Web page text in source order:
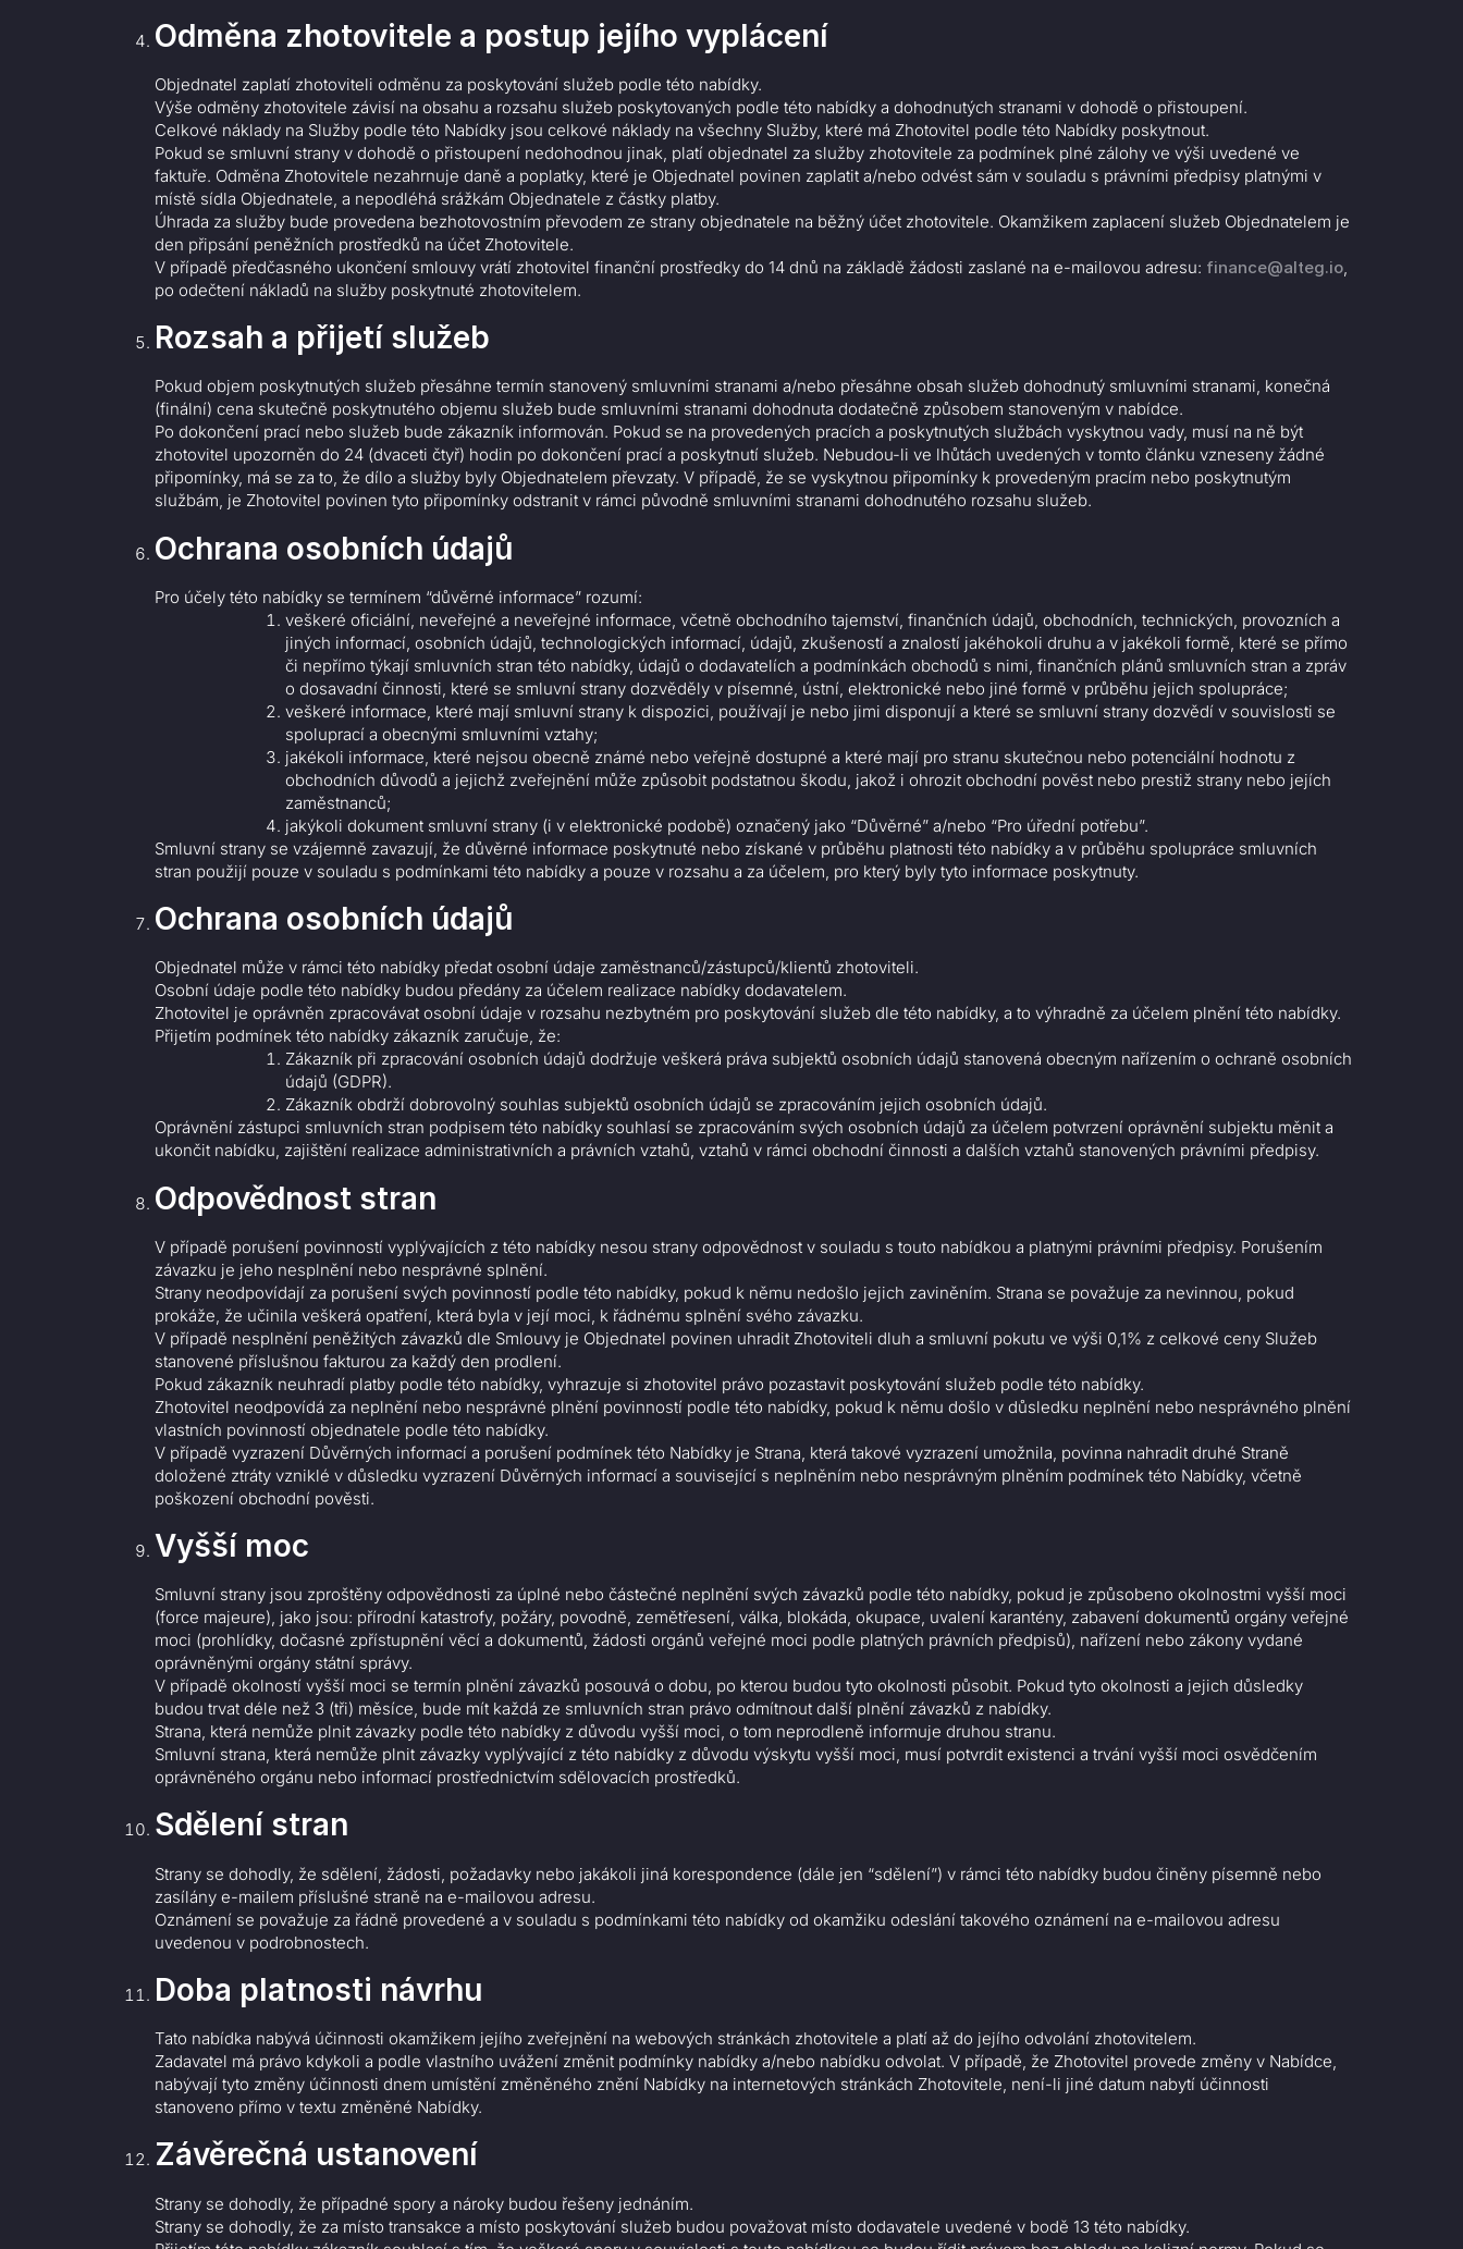
Odměna zhotovitele a postup jejího vyplácení
Objednatel zaplatí zhotoviteli odměnu za poskytování služeb podle této nabídky.
Výše odměny zhotovitele závisí na obsahu a rozsahu služeb poskytovaných podle této nabídky a dohodnutých stranami v dohodě o přistoupení.
Celkové náklady na Služby podle této Nabídky jsou celkové náklady na všechny Služby, které má Zhotovitel podle této Nabídky poskytnout.
Pokud se smluvní strany v dohodě o přistoupení nedohodnou jinak, platí objednatel za služby zhotovitele za podmínek plné zálohy ve výši uvedené ve
faktuře. Odměna Zhotovitele nezahrnuje daně a poplatky, které je Objednatel povinen zaplatit a/nebo odvést sám v souladu s právními předpisy platnými v
místě sídla Objednatele, a nepodléhá srážkám Objednatele z částky platby.
Úhrada za služby bude provedena bezhotovostním převodem ze strany objednatele na běžný účet zhotovitele. Okamžikem zaplacení služeb Objednatelem je
den připsání peněžních prostředků na účet Zhotovitele.
V případě předčasného ukončení smlouvy vrátí zhotovitel finanční prostředky do 14 dnů na základě žádosti zaslané na e-mailovou adresu: finance@alteg.io,
po odečtení nákladů na služby poskytnuté zhotovitelem.
Rozsah a přijetí služeb
Pokud objem poskytnutých služeb přesáhne termín stanovený smluvními stranami a/nebo přesáhne obsah služeb dohodnutý smluvními stranami, konečná
(finální) cena skutečně poskytnutého objemu služeb bude smluvními stranami dohodnuta dodatečně způsobem stanoveným v nabídce.
Po dokončení prací nebo služeb bude zákazník informován. Pokud se na provedených pracích a poskytnutých službách vyskytnou vady, musí na ně být
zhotovitel upozorněn do 24 (dvaceti čtyř) hodin po dokončení prací a poskytnutí služeb. Nebudou-li ve lhůtách uvedených v tomto článku vzneseny žádné
připomínky, má se za to, že dílo a služby byly Objednatelem převzaty. V případě, že se vyskytnou připomínky k provedeným pracím nebo poskytnutým
službám, je Zhotovitel povinen tyto připomínky odstranit v rámci původně smluvními stranami dohodnutého rozsahu služeb.
Ochrana osobních údajů
Pro účely této nabídky se termínem “důvěrné informace” rozumí:
veškeré oficiální, neveřejné a neveřejné informace, včetně obchodního tajemství, finančních údajů, obchodních, technických, provozních a
jiných informací, osobních údajů, technologických informací, údajů, zkušeností a znalostí jakéhokoli druhu a v jakékoli formě, které se přímo
či nepřímo týkají smluvních stran této nabídky, údajů o dodavatelích a podmínkách obchodů s nimi, finančních plánů smluvních stran a zpráv
o dosavadní činnosti, které se smluvní strany dozvěděly v písemné, ústní, elektronické nebo jiné formě v průběhu jejich spolupráce;
veškeré informace, které mají smluvní strany k dispozici, používají je nebo jimi disponují a které se smluvní strany dozvědí v souvislosti se
spoluprací a obecnými smluvními vztahy;
jakékoli informace, které nejsou obecně známé nebo veřejně dostupné a které mají pro stranu skutečnou nebo potenciální hodnotu z
obchodních důvodů a jejichž zveřejnění může způsobit podstatnou škodu, jakož i ohrozit obchodní pověst nebo prestiž strany nebo jejích
zaměstnanců;
jakýkoli dokument smluvní strany (i v elektronické podobě) označený jako “Důvěrné” a/nebo “Pro úřední potřebu”.
Smluvní strany se vzájemně zavazují, že důvěrné informace poskytnuté nebo získané v průběhu platnosti této nabídky a v průběhu spolupráce smluvních
stran použijí pouze v souladu s podmínkami této nabídky a pouze v rozsahu a za účelem, pro který byly tyto informace poskytnuty.
Ochrana osobních údajů
Objednatel může v rámci této nabídky předat osobní údaje zaměstnanců/zástupců/klientů zhotoviteli.
Osobní údaje podle této nabídky budou předány za účelem realizace nabídky dodavatelem.
Zhotovitel je oprávněn zpracovávat osobní údaje v rozsahu nezbytném pro poskytování služeb dle této nabídky, a to výhradně za účelem plnění této nabídky.
Přijetím podmínek této nabídky zákazník zaručuje, že:
Zákazník při zpracování osobních údajů dodržuje veškerá práva subjektů osobních údajů stanovená obecným nařízením o ochraně osobních
údajů (GDPR).
Zákazník obdrží dobrovolný souhlas subjektů osobních údajů se zpracováním jejich osobních údajů.
Oprávnění zástupci smluvních stran podpisem této nabídky souhlasí se zpracováním svých osobních údajů za účelem potvrzení oprávnění subjektu měnit a
ukončit nabídku, zajištění realizace administrativních a právních vztahů, vztahů v rámci obchodní činnosti a dalších vztahů stanovených právními předpisy.
Odpovědnost stran
V případě porušení povinností vyplývajících z této nabídky nesou strany odpovědnost v souladu s touto nabídkou a platnými právními předpisy. Porušením
závazku je jeho nesplnění nebo nesprávné splnění.
Strany neodpovídají za porušení svých povinností podle této nabídky, pokud k němu nedošlo jejich zaviněním. Strana se považuje za nevinnou, pokud
prokáže, že učinila veškerá opatření, která byla v její moci, k řádnému splnění svého závazku.
V případě nesplnění peněžitých závazků dle Smlouvy je Objednatel povinen uhradit Zhotoviteli dluh a smluvní pokutu ve výši 0,1% z celkové ceny Služeb
stanovené příslušnou fakturou za každý den prodlení.
Pokud zákazník neuhradí platby podle této nabídky, vyhrazuje si zhotovitel právo pozastavit poskytování služeb podle této nabídky.
Zhotovitel neodpovídá za neplnění nebo nesprávné plnění povinností podle této nabídky, pokud k němu došlo v důsledku neplnění nebo nesprávného plnění
vlastních povinností objednatele podle této nabídky.
V případě vyzrazení Důvěrných informací a porušení podmínek této Nabídky je Strana, která takové vyzrazení umožnila, povinna nahradit druhé Straně
doložené ztráty vzniklé v důsledku vyzrazení Důvěrných informací a související s neplněním nebo nesprávným plněním podmínek této Nabídky, včetně
poškození obchodní pověsti.
Vyšší moc
Smluvní strany jsou zproštěny odpovědnosti za úplné nebo částečné neplnění svých závazků podle této nabídky, pokud je způsobeno okolnostmi vyšší moci
(force majeure), jako jsou: přírodní katastrofy, požáry, povodně, zemětřesení, válka, blokáda, okupace, uvalení karantény, zabavení dokumentů orgány veřejné
moci (prohlídky, dočasné zpřístupnění věcí a dokumentů, žádosti orgánů veřejné moci podle platných právních předpisů), nařízení nebo zákony vydané
oprávněnými orgány státní správy.
V případě okolností vyšší moci se termín plnění závazků posouvá o dobu, po kterou budou tyto okolnosti působit. Pokud tyto okolnosti a jejich důsledky
budou trvat déle než 3 (tři) měsíce, bude mít každá ze smluvních stran právo odmítnout další plnění závazků z nabídky.
Strana, která nemůže plnit závazky podle této nabídky z důvodu vyšší moci, o tom neprodleně informuje druhou stranu.
Smluvní strana, která nemůže plnit závazky vyplývající z této nabídky z důvodu výskytu vyšší moci, musí potvrdit existenci a trvání vyšší moci osvědčením
oprávněného orgánu nebo informací prostřednictvím sdělovacích prostředků.
Sdělení stran
Strany se dohodly, že sdělení, žádosti, požadavky nebo jakákoli jiná korespondence (dále jen “sdělení”) v rámci této nabídky budou činěny písemně nebo
zasílány e-mailem příslušné straně na e-mailovou adresu.
Oznámení se považuje za řádně provedené a v souladu s podmínkami této nabídky od okamžiku odeslání takového oznámení na e-mailovou adresu
uvedenou v podrobnostech.
Doba platnosti návrhu
Tato nabídka nabývá účinnosti okamžikem jejího zveřejnění na webových stránkách zhotovitele a platí až do jejího odvolání zhotovitelem.
Zadavatel má právo kdykoli a podle vlastního uvážení změnit podmínky nabídky a/nebo nabídku odvolat. V případě, že Zhotovitel provede změny v Nabídce,
nabývají tyto změny účinnosti dnem umístění změněného znění Nabídky na internetových stránkách Zhotovitele, není-li jiné datum nabytí účinnosti
stanoveno přímo v textu změněné Nabídky.
Závěrečná ustanovení
Strany se dohodly, že případné spory a nároky budou řešeny jednáním.
Strany se dohodly, že za místo transakce a místo poskytování služeb budou považovat místo dodavatele uvedené v bodě 13 této nabídky.